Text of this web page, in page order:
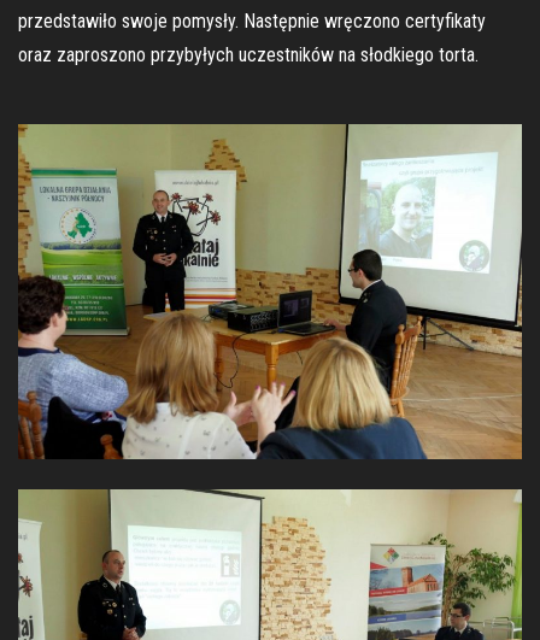
przedstawiło swoje pomysły. Następnie wręczono certyfikaty
oraz zaproszono przybyłych uczestników na słodkiego torta.